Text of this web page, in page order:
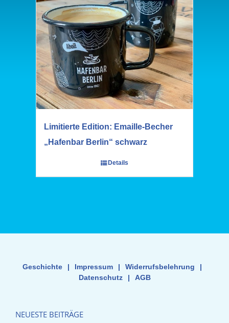
Limitierte Edition: Emaille-Becher
„Hafenbar Berlin“ schwarz
Details
Geschichte | Impressum | Widerrufsbelehrung
|
Datenschutz
| AGB
NEUESTE BEITRÄGE